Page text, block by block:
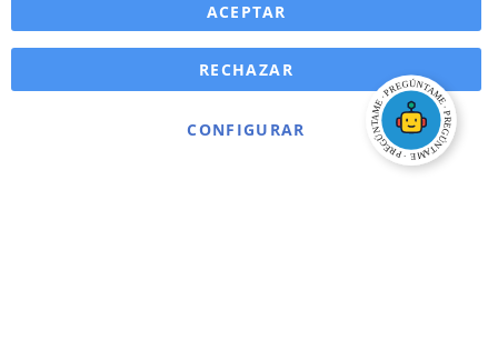
ACEPTAR
CONFIGURAR
RECHAZAR